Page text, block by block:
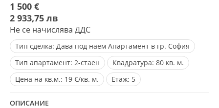
1 500 €
2 933,75 лв
Не се начислява ДДС
Тип сделка: Дава под наем Апартамент в гр. София
Тип апартамент: 2-стаен Квадратура: 80 кв. м.
Цена на кв.м.: 19 €/кв. м. Eтаж: 5
ОПИСАНИЕ